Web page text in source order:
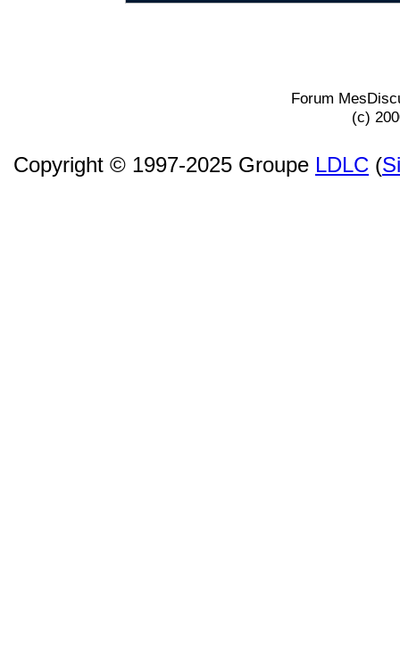
Forum
(c)
Copyright © 1997-2025 Groupe LDLC (